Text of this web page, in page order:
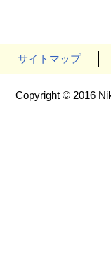
サイトマップ
Copyright © 2016